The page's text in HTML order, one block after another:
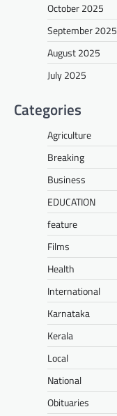
October 2025
September 2025
August 2025
July 2025
Categories
Agriculture
Breaking
Business
EDUCATION
feature
Films
Health
International
Karnataka
Kerala
Local
National
Obituaries